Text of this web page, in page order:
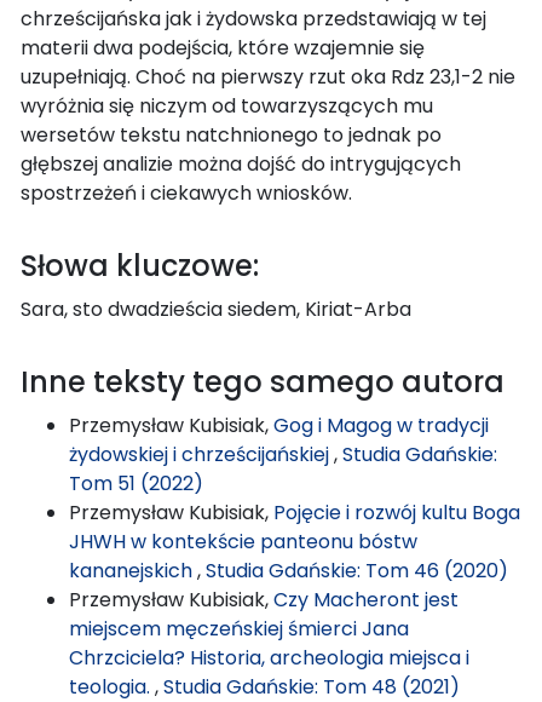
chrześcijańska jak i żydowska przedstawiają w tej
materii dwa podejścia, które wzajemnie się
uzupełniają. Choć na pierwszy rzut oka Rdz 23,1-2 nie
wyróżnia się niczym od towarzyszących mu
wersetów tekstu natchnionego to jednak po
głębszej analizie można dojść do intrygujących
spostrzeżeń i ciekawych wniosków.
Słowa kluczowe:
Sara, sto dwadzieścia siedem, Kiriat-Arba
Inne teksty tego samego autora
Przemysław Kubisiak,Gog i Magog w tradycji
żydowskiej i chrześcijańskiej,Studia Gdańskie:
Tom 51 (2022)
Przemysław Kubisiak, Pojęcie i rozwój kultu Boga
JHWH w kontekście panteonu bóstw
kananejskich,Studia Gdańskie: Tom 46 (2020)
Przemysław Kubisiak,Czy Macheront jest
miejscem męczeńskiej śmierci Jana
Chrzciciela? Historia, archeologia miejsca i
teologia. ,Studia Gdańskie: Tom 48 (2021)